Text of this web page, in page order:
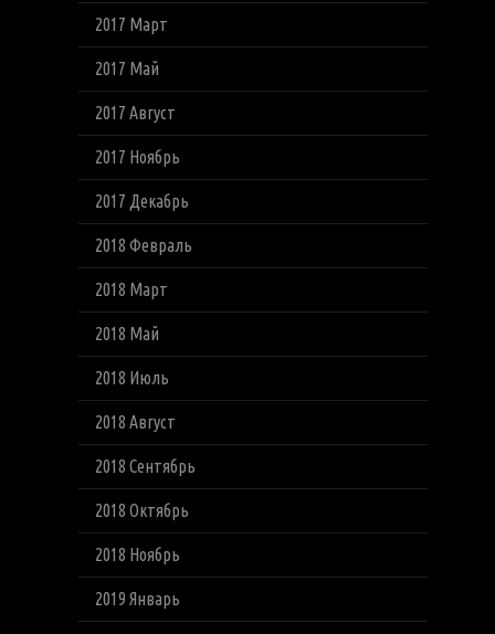
2017 Март
2017 Май
2017 Август
2017 Ноябрь
2017 Декабрь
2018 Февраль
2018 Март
2018 Май
2018 Июль
2018 Август
2018 Сентябрь
2018 Октябрь
2018 Ноябрь
2019 Январь